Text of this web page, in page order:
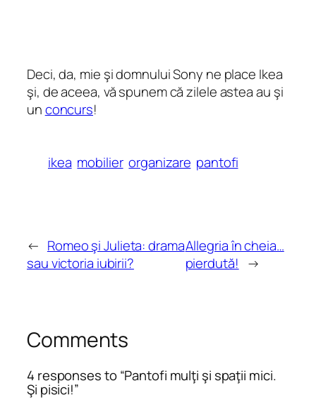
Deci, da, mie şi domnului Sony ne place Ikea
şi, de aceea, vă spunem că zilele astea au şi
unconcurs!
ikea mobilier organizare pantofi
← Romeo şi Julieta: drama
sau victoria iubirii?
Allegria în cheia…
pierdută! →
Comments
4 responses to “Pantofi mulţi şi spaţii mici.
Şi pisici!”